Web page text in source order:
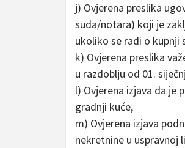
j) Ovjerena preslika
suda/notara) koji je
ukoliko se radi o kupnji
k) Ovjerena preslika
u razdoblju od 01.
l) Ovjerena izjava da je
gradnji kuće,
m) Ovjerena izjava
nekretnine u uspravnoj